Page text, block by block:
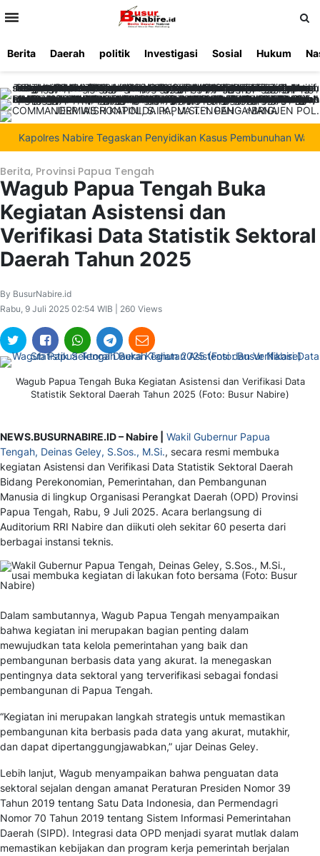
Berita Daerah politik Investigasi Sosial Hukum
Kapolres Nabire Tegaskan Penyidikan Kasus Pembunuhan Waroki
Berita, Provinsi Papua Tengah
Wagub Papua Tengah Buka
Kegiatan Asistensi dan
Verifikasi Data Statistik Sektoral
Daerah Tahun 2025
By BusurNabire.id
Rabu, 9 Juli 2025 02:54 WIB | 260 Views
Wagub Papua Tengah Buka Kegiatan Asistensi dan Verifikasi Data
Statistik Sektoral Daerah Tahun 2025 (Foto: Busur Nabire)
NEWS.BUSURNABIRE.ID – Nabire |
Wakil Gubernur Papua
Tengah, Deinas Geley, S.Sos., M.Si., secara resmi membuka
kegiatan Asistensi dan Verifikasi Data Statistik Sektoral Daerah
Bidang Perekonomian, Pemerintahan, dan Pembangunan
Manusia di lingkup Organisasi Perangkat Daerah (OPD) Provinsi
Papua Tengah, Rabu, 9 Juli 2025. Acara berlangsung di
Auditorium RRI Nabire dan diikuti oleh sekitar 60 peserta dari
berbagai instansi teknis.
Dalam sambutannya, Wagub Papua Tengah menyampaikan
bahwa kegiatan ini merupakan bagian penting dalam
mewujudkan tata kelola pemerintahan yang baik dan
pembangunan berbasis data yang akurat. Ia menegaskan
pentingnya data sektoral yang terverifikasi sebagai fondasi
pembangunan di Papua Tengah.
“Kegiatan ini merupakan langkah strategis untuk memastikan
pembangunan kita berbasis pada data yang akurat, mutakhir,
dan dapat dipertanggungjawabkan,” ujar Deinas Geley.
Lebih lanjut, Wagub menyampaikan bahwa penguatan data
sektoral sejalan dengan amanat Peraturan Presiden Nomor 39
Tahun 2019 tentang Satu Data Indonesia, dan Permendagri
Nomor 70 Tahun 2019 tentang Sistem Informasi Pemerintahan
Daerah (SIPD). Integrasi data OPD menjadi syarat mutlak dalam
memastikan kebijakan dan program kerja pemerintah berjalan